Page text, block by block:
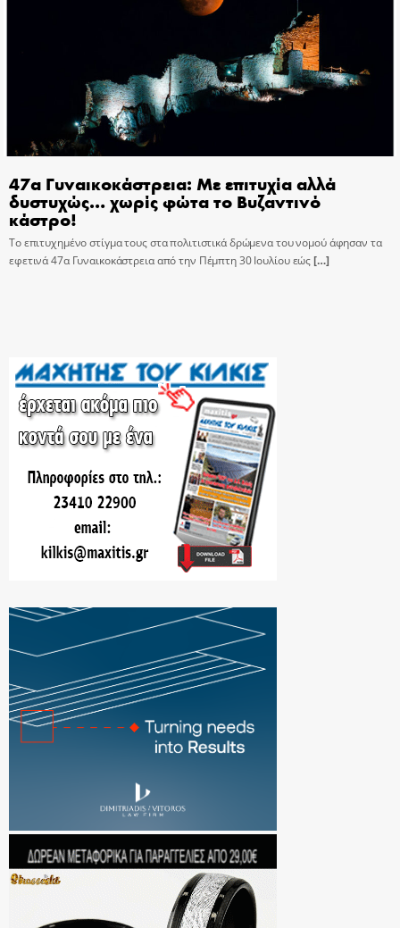
47α Γυναικοκάστρεια: Με επιτυχία αλλά
δυστυχώς… χωρίς φώτα το Βυζαντινό
κάστρο!
Το επιτυχημένο στίγμα τους στα πολιτιστικά δρώμενα του νομού άφησαν τα
εφετινά 47α Γυναικοκάστρεια από την Πέμπτη 30 Ιουλίου εώς[…]